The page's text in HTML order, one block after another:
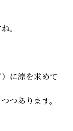
。
に涼を求めて
つあります。